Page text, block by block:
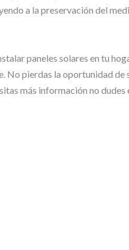
a la preservación del
paneles solares en tu
No pierdas la oportunidad
más información no dudes